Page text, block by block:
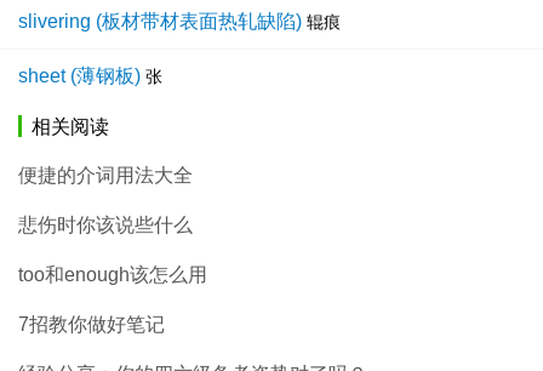
slivering (板材带材表面热轧缺陷) 辊痕
sheet (薄钢板) 张
相关阅读
便捷的介词用法大全
悲伤时你该说些什么
too和enough该怎么用
7招教你做好笔记